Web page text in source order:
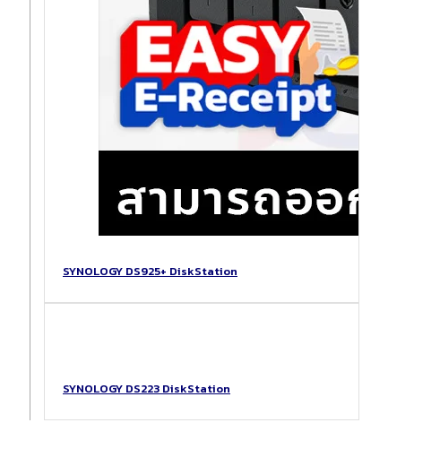
SYNOLOGY DS925+ DiskStation
SYNOLOGY DS223 DiskStation